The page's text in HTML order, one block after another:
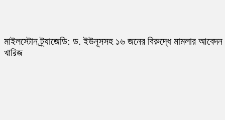
মাইলস্টোন ট্র্যাজেডি: ড. ইউনূসসহ ১৬ জনের বিরুদ্ধে মামলার আবেদন
খারিজ